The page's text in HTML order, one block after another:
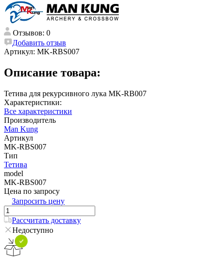
Отзывов: 0
Добавить отзыв
Артикул: MK-RBS007
Описание товара:
Тетива для рекурсивного лука MK-RB007
Характеристики:
Все характеристики
Производитель
Man Kung
Артикул
MK-RBS007
Тип
Тетива
model
MK-RBS007
Цена по запросу
Запросить цену
Рассчитать доставку
Недоступно